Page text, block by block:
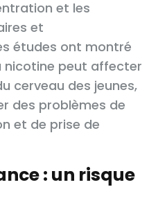
et les
et
études ont montré
nicotine peut affecter
cerveau des jeunes,
des problèmes de
et de prise de
: un risque